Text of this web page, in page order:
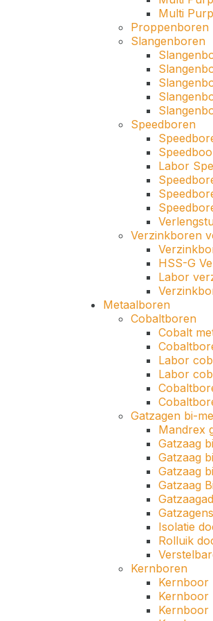
Multi
Proppenboren
Slangenboren
Speedboren
Labor
Verzinkboren
HSS-G
Labor
Metaalboren
Cobaltboren
Cobalt
Labor
Labor
Gatzagen bi-
Mandrex
Gatzaag
Gatzaag
Gatzaag
Gatzaag
Isolatie
Rolluik
Kernboren
Kernboor
Kernboor
Kernboor